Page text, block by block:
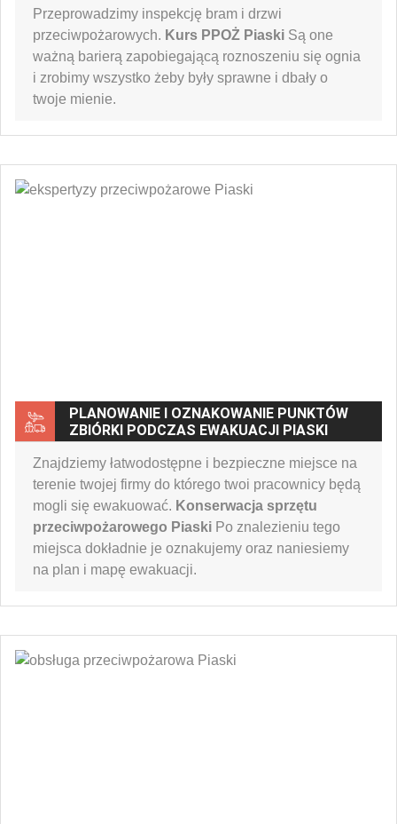
Przeprowadzimy inspekcję bram i drzwi
przeciwpożarowych. Kurs PPOŻ Piaski Są one
ważną barierą zapobiegającą roznoszeniu się ognia
i zrobimy wszystko żeby były sprawne i dbały o
twoje mienie.
PLANOWANIE I OZNAKOWANIE PUNKTÓW
ZBIÓRKI PODCZAS EWAKUACJI PIASKI
Znajdziemy łatwodostępne i bezpieczne miejsce na
terenie twojej firmy do którego twoi pracownicy będą
mogli się ewakuować. Konserwacja sprzętu
przeciwpożarowego Piaski Po znalezieniu tego
miejsca dokładnie je oznakujemy oraz naniesiemy
na plan i mapę ewakuacji.